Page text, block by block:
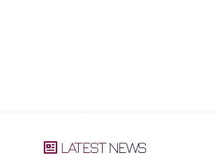
LATEST NEWS